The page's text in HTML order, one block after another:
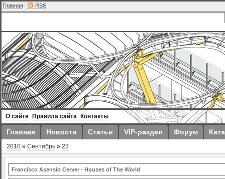
Главная | RSS
О сайте Правила сайта Контакты
Главная Новости Статьи VIP-раздел Форум
2010 » Сентябрь » 23
Francisco Asensio Cerver - Houses of The World